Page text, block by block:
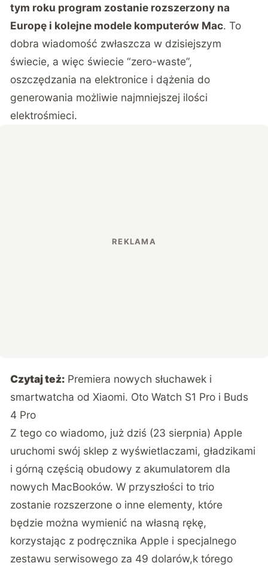
tym roku program zostanie rozszerzony na
Europę i kolejne modele komputerów Mac. To
dobra wiadomość zwłaszcza w dzisiejszym
świecie, a więc świecie “zero-waste”,
oszczędzania na elektronice i dążenia do
generowania możliwie najmniejszej ilości
elektrośmieci.
Czytaj też: Premiera nowych słuchawek i
smartwatcha od Xiaomi. Oto Watch S1 Pro i Buds
4 Pro
Z tego co wiadomo, już dziś (23 sierpnia) Apple
uruchomi swój sklep z wyświetlaczami, gładzikami
i górną częścią obudowy z akumulatorem dla
nowych MacBooków. W przyszłości to trio
zostanie rozszerzone o inne elementy, które
będzie można wymienić na własną rękę,
korzystając z podręcznika Apple i specjalnego
zestawu serwisowego za 49 dolarów,k tórego